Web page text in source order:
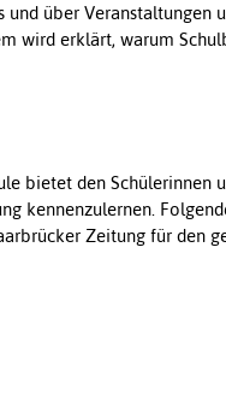
und über Veranstaltungen
wird erklärt, warum
bietet den Schülerinnen
kennenzulernen.
Zeitung für den